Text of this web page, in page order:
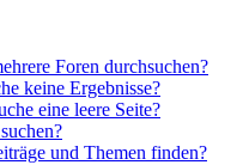
Foren durchsuchen?
keine Ergebnisse?
eine leere Seite?
und Themen finden?